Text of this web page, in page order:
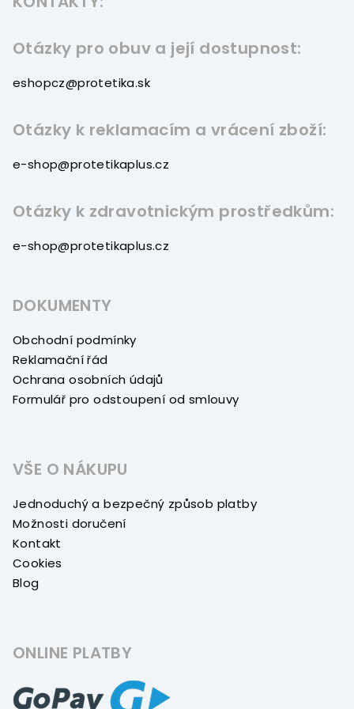
Otázky pro obuv a její dostupnost:
eshopcz@protetika.sk
Otázky k reklamacím a vrácení zboží:
e-shop@protetikaplus.cz
Otázky k zdravotnickým prostředkům:
e-shop@protetikaplus.cz
DOKUMENTY
Obchodní podmínky
Reklamační řád
Ochrana osobních údajů
Formulář pro odstoupení od smlouvy
VŠE O NÁKUPU
Jednoduchý a bezpečný způsob platby
Možnosti doručení
Kontakt
Cookies
Blog
ONLINE PLATBY